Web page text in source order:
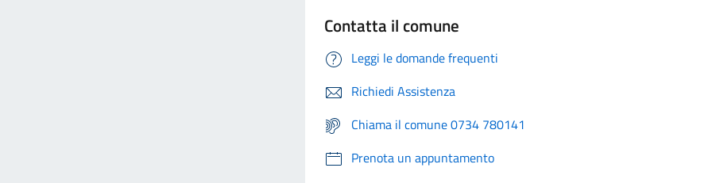
Contatta il comune
Leggi le domande frequenti
Richiedi Assistenza
Chiama il comune 0734 780141
Prenota un appuntamento